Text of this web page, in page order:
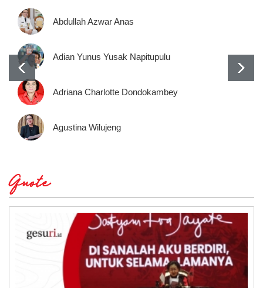
Abdullah Azwar Anas
Adian Yunus Yusak Napitupulu
Adriana Charlotte Dondokambey
Agustina Wilujeng
Quote